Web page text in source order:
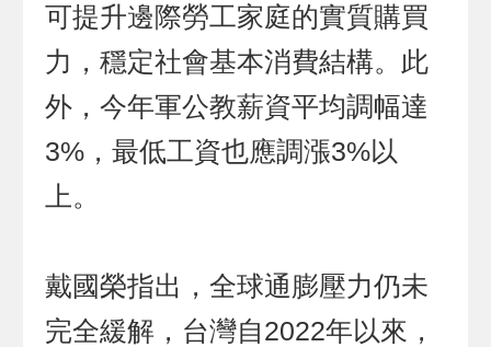
可提升邊際勞工家庭的實質購買
力，穩定社會基本消費結構。此
外，今年軍公教薪資平均調幅達
3%，最低工資也應調漲3%以
上。
戴國榮指出，全球通膨壓力仍未
完全緩解，台灣自2022年以來，